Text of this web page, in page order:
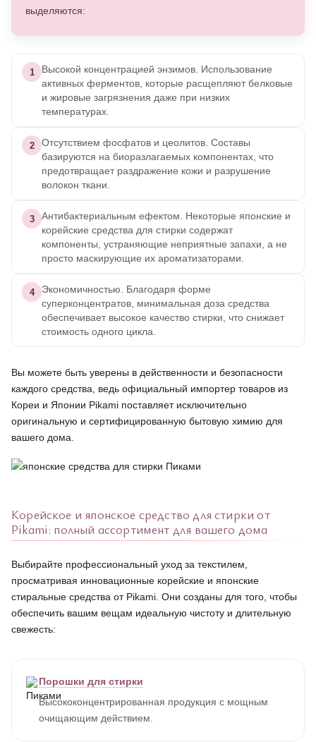
выделяются:
1
Высокой концентрацией энзимов. Использование
активных ферментов, которые расщепляют белковые
и жировые загрязнения даже при низких
температурах.
2
Отсутствием фосфатов и цеолитов. Составы
базируются на биоразлагаемых компонентах, что
предотвращает раздражение кожи и разрушение
волокон ткани.
3
Антибактериальным ефектом. Некоторые японские и
корейские средства для стирки содержат
компоненты, устраняющие неприятные запахи, а не
просто маскирующие их ароматизаторами.
4
Экономичностью. Благодаря форме
суперконцентратов, минимальная доза средства
обеспечивает высокое качество стирки, что снижает
стоимость одного цикла.
Вы можете быть уверены в действенности и безопасности
каждого средства, ведь официальный импортер товаров из
Кореи и Японии Pikami поставляет исключительно
оригинальную и сертифицированную бытовую химию для
вашего дома.
Корейское и японское средство для стирки от
Pikami: полный ассортимент для вашего дома
Выбирайте профессиональный уход за текстилем,
просматривая инновационные корейские и японские
стиральные средства от Pikami. Они созданы для того, чтобы
обеспечить вашим вещам идеальную чистоту и длительную
свежесть:
Порошки для стирки
Высококонцентрированная продукция с мощным
очищающим действием.